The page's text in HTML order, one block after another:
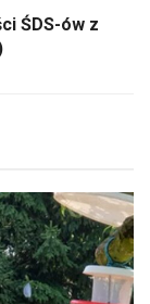
ŚDS-ów z